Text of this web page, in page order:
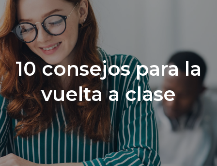
10 consejos para la
vuelta a clase